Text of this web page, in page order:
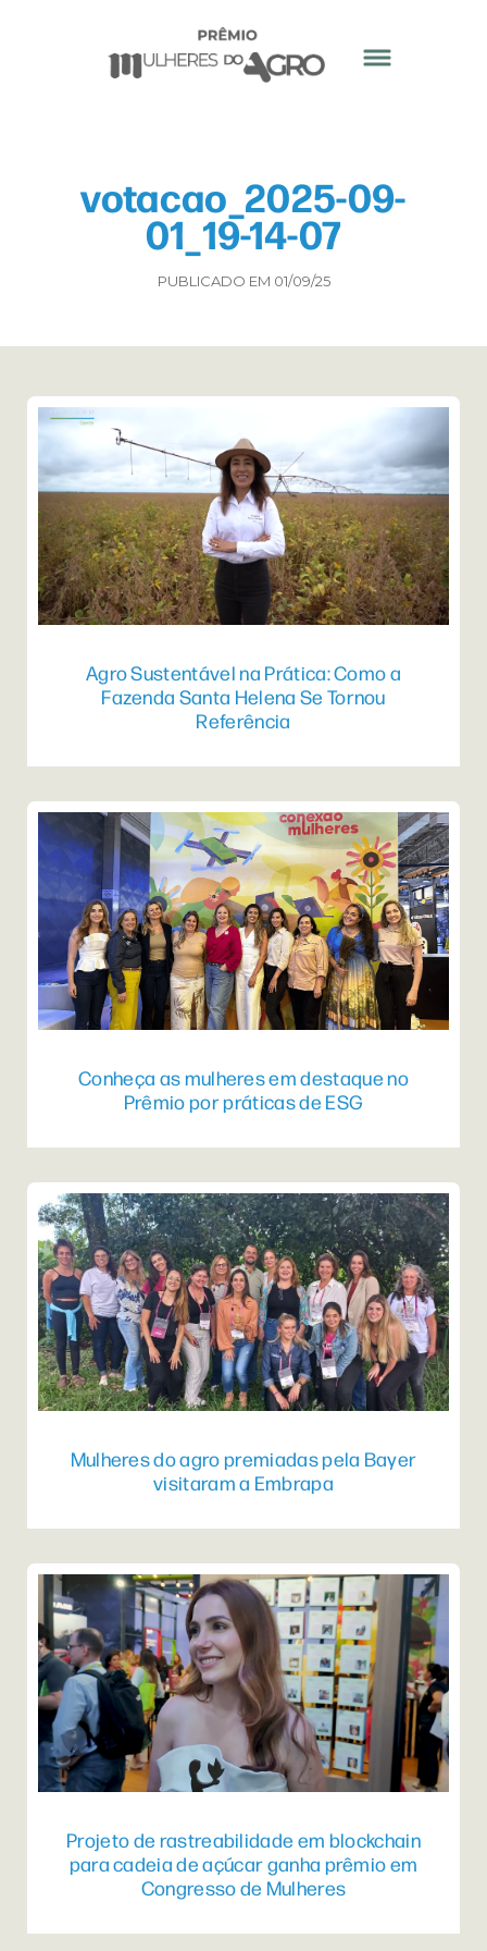
votacao_2025-09-
01_19-14-07
PUBLICADO EM 01/09/25
Agro Sustentável na Prática: Como a
Fazenda Santa Helena Se Tornou
Referência
Conheça as mulheres em destaque no
Prêmio por práticas de ESG
Mulheres do agro premiadas pela Bayer
visitaram a Embrapa
Projeto de rastreabilidade em blockchain
para cadeia de açúcar ganha prêmio em
Congresso de Mulheres